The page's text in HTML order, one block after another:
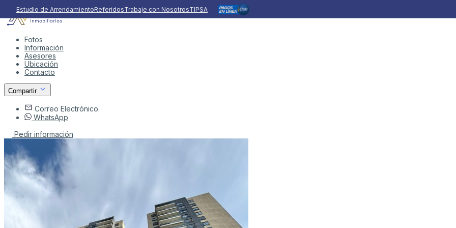
Estudio de ArrendamientoReferidosTrabaje con NosotrosTIPSA
Fotos
Información
Asesores
Ubicación
Contacto
Compartir
Correo Electrónico
WhatsApp
Pedir información